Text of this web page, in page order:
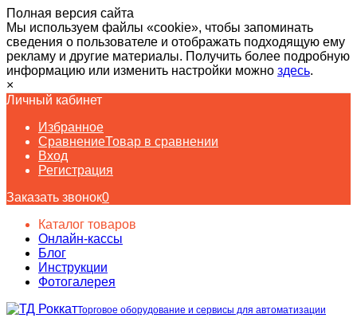
Полная версия сайта
Мы используем файлы «cookie», чтобы запоминать
сведения о пользователе и отображать подходящую ему
рекламу и другие материалы. Получить более подробную
информацию или изменить настройки можно здесь.
×
Личный кабинет
Избранное
СравнениеТовар в сравнении
Вход
Регистрация
Заказать звонок0
Каталог товаров
Онлайн-кассы
Блог
Инструкции
Фотогалерея
Торговое оборудование и сервисы для автоматизации